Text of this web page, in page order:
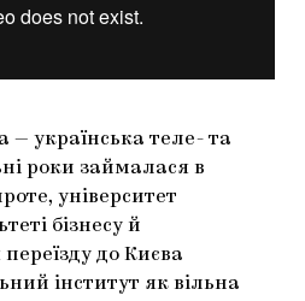
українська теле- та
роки займалася в
університет
бізнесу й
до Києва
інститут як вільна